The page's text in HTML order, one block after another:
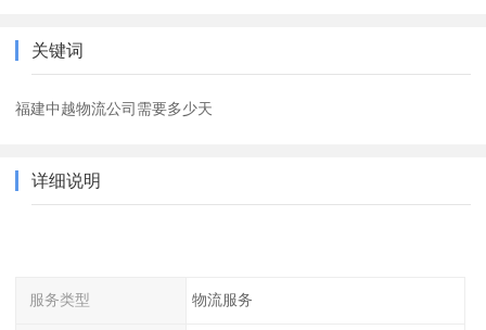
关键词
福建中越物流公司需要多少天
详细说明
服务类型 物流服务